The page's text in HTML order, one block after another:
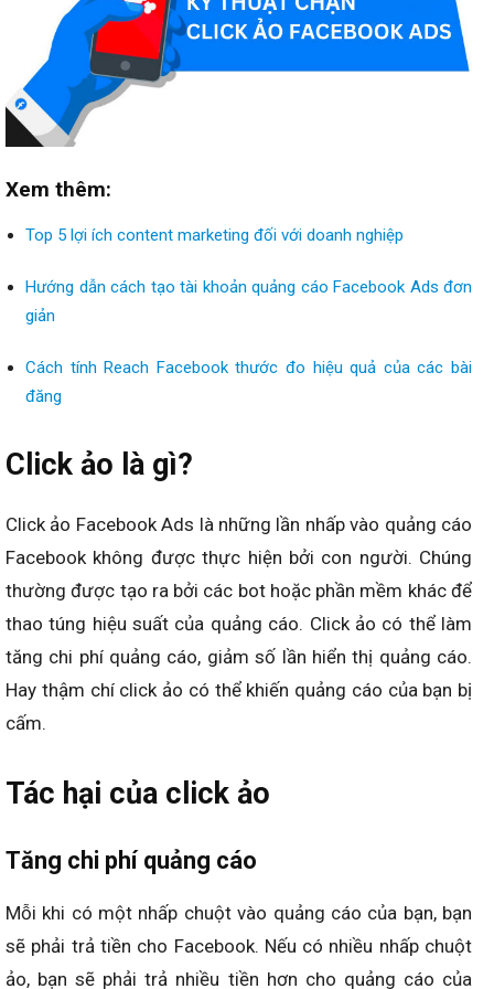
Xem thêm:
Top 5 lợi ích content marketing đối với doanh nghiệp
Hướng dẫn cách tạo tài khoản quảng cáo Facebook Ads đơn
giản
Cách tính Reach Facebook thước đo hiệu quả của các bài
đăng
Click ảo là gì?
Click ảo Facebook Ads là những lần nhấp vào quảng cáo
Facebook không được thực hiện bởi con người. Chúng
thường được tạo ra bởi các bot hoặc phần mềm khác để
thao túng hiệu suất của quảng cáo. Click ảo có thể làm
tăng chi phí quảng cáo, giảm số lần hiển thị quảng cáo.
Hay thậm chí click ảo có thể khiến quảng cáo của bạn bị
cấm.
Tác hại của click ảo
Tăng chi phí quảng cáo
Mỗi khi có một nhấp chuột vào quảng cáo của bạn, bạn
sẽ phải trả tiền cho Facebook. Nếu có nhiều nhấp chuột
ảo, bạn sẽ phải trả nhiều tiền hơn cho quảng cáo của